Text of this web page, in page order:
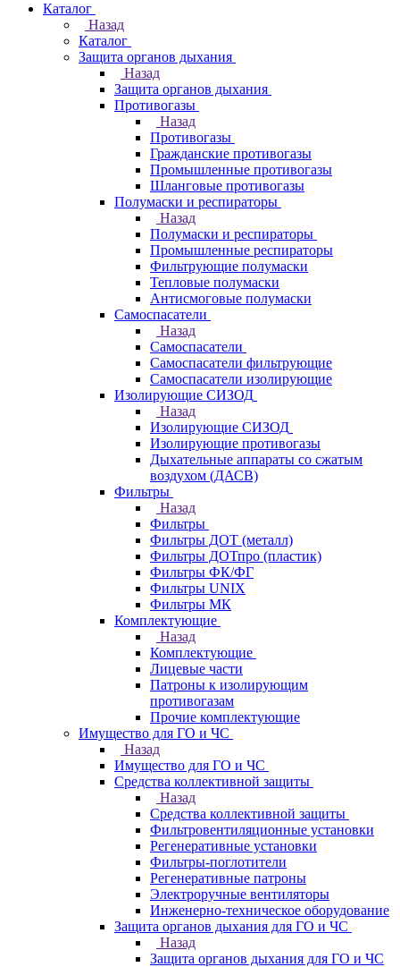
Каталог
Назад
Каталог
Защита органов дыхания
Назад
Защита органов дыхания
Противогазы
Назад
Противогазы
Гражданские противогазы
Промышленные противогазы
Шланговые противогазы
Полумаски и респираторы
Назад
Полумаски и респираторы
Промышленные респираторы
Фильтрующие полумаски
Тепловые полумаски
Антисмоговые полумаски
Самоспасатели
Назад
Самоспасатели
Самоспасатели фильтрующие
Самоспасатели изолирующие
Изолирующие СИЗОД
Назад
Изолирующие СИЗОД
Изолирующие противогазы
Дыхательные аппараты со сжатым
воздухом (ДАСВ)
Фильтры
Назад
Фильтры
Фильтры ДОТ (металл)
Фильтры ДОТпро (пластик)
Фильтры ФК/ФГ
Фильтры UNIX
Фильтры МК
Комплектующие
Назад
Комплектующие
Лицевые части
Патроны к изолирующим
противогазам
Прочие комплектующие
Имущество для ГО и ЧС
Назад
Имущество для ГО и ЧС
Средства коллективной защиты
Назад
Средства коллективной защиты
Фильтровентиляционные установки
Регенеративные установки
Фильтры-поглотители
Регенеративные патроны
Электроручные вентиляторы
Инженерно-техническое оборудование
Защита органов дыхания для ГО и ЧС
Назад
Защита органов дыхания для ГО и ЧС